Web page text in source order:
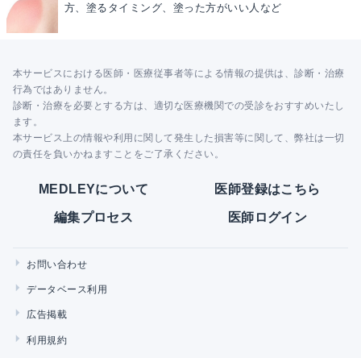
方、塗るタイミング、塗った方がいい人など
本サービスにおける医師・医療従事者等による情報の提供は、診断・治療
行為ではありません。
診断・治療を必要とする方は、適切な医療機関での受診をおすすめいたし
ます。
本サービス上の情報や利用に関して発生した損害等に関して、弊社は一切
の責任を負いかねますことをご了承ください。
MEDLEYについて 医師登録はこちら
編集プロセス 医師ログイン
お問い合わせ
データベース利用
広告掲載
利用規約